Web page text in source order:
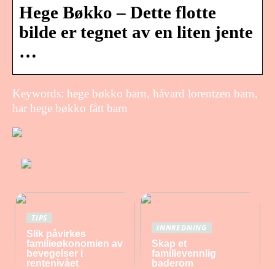
Hege Bøkko – Dette flotte
bilde er tegnet av en liten jente
…
Keywords: hege bøkko barn, håvard lorentzen barn,
har hege bøkko fått barn
TIPS
Slik påvirkes
familieøkonomien av
bevegelser i
rentenivået
INNREDNING
Skap et
familievennlig
baderom